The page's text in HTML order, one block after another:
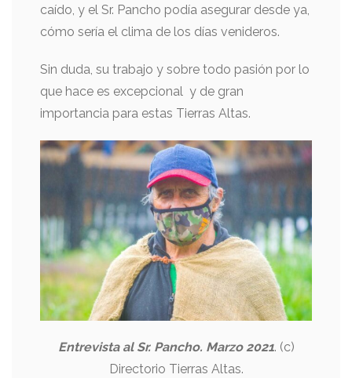
caído, y el Sr. Pancho podía asegurar desde ya,
cómo sería el clima de los días venideros.
Sin duda, su trabajo y sobre todo pasión por lo
que hace es excepcional y de gran
importancia para estas Tierras Altas.
Entrevista al Sr. Pancho. Marzo 2021. (c)
Directorio Tierras Altas.